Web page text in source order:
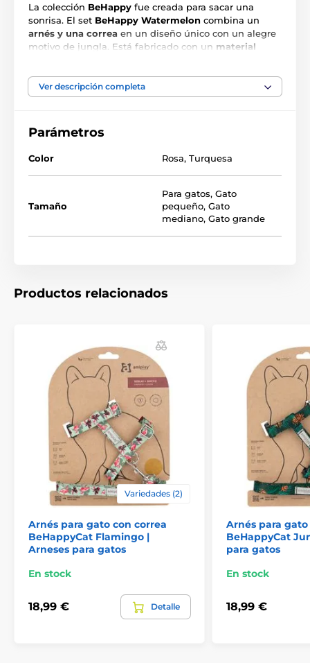
La colección BeHappy fue creada para sacar una
sonrisa. El set BeHappy Watermelon combina un
arnés y una correa en un diseño único con un alegre
motivo de jungla. Está fabricado con un material
durante un uso prolongado. El arnés es
muy fácil y rápido de colocar. La correa tiene una
proporcionar libertad al gato, pero al mismo tiempo
mantener el control durante los paseos. Una
correa de forma segura.
Tabla de tallas
S 18–25 cm 26–42 cm
Ventajas
Conjunto completo – arnés + correa
Material suave y resistente al tacto
Diseño colorido y original BeHappy Watermelon
Circunferencia del cuello y pecho totalmente
ajustable
Cierre ligero y seguro
Ideal para uso diario
Fácil de limpiar
Desventajas
Contenido del paquete
Ver descripción completa
Parámetros
Color Rosa, Turquesa
Tamaño
Para gatos, Gato
pequeño, Gato
mediano, Gato grande
Productos relacionados
Variedades (2)
Arnés para gato con correa
BeHappyCat Flamingo |
Arneses para gatos
En stock
18,99 € Detalle
Arnés para
BeHappyCat
para gatos
En stock
18,99 €